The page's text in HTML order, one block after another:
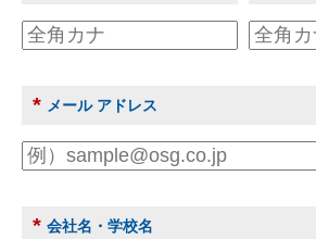
* メール アドレス
* 会社名・学校名